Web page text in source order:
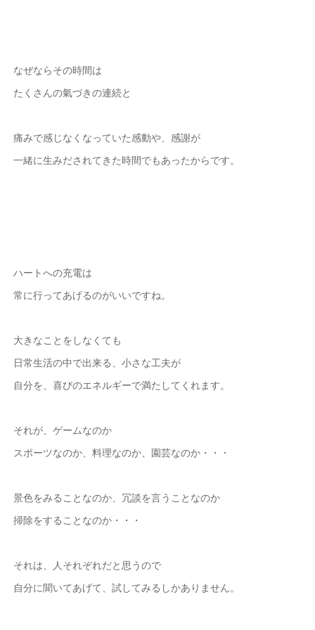
なぜならその時間は
たくさんの氣づきの連続と
痛みで感じなくなっていた感動や、感謝が
一緒に生みだされてきた時間でもあったからです。
ハートへの充電は
常に行ってあげるのがいいですね。
大きなことをしなくても
日常生活の中で出来る、小さな工夫が
自分を、喜びのエネルギーで満たしてくれます。
それが、ゲームなのか
スポーツなのか、料理なのか、園芸なのか・・・
景色をみることなのか、冗談を言うことなのか
掃除をすることなのか・・・
それは、人それぞれだと思うので
自分に聞いてあげて、試してみるしかありません。